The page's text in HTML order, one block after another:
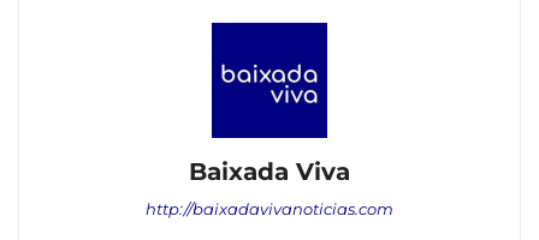
Baixada Viva
http://baixadavivanoticias.com